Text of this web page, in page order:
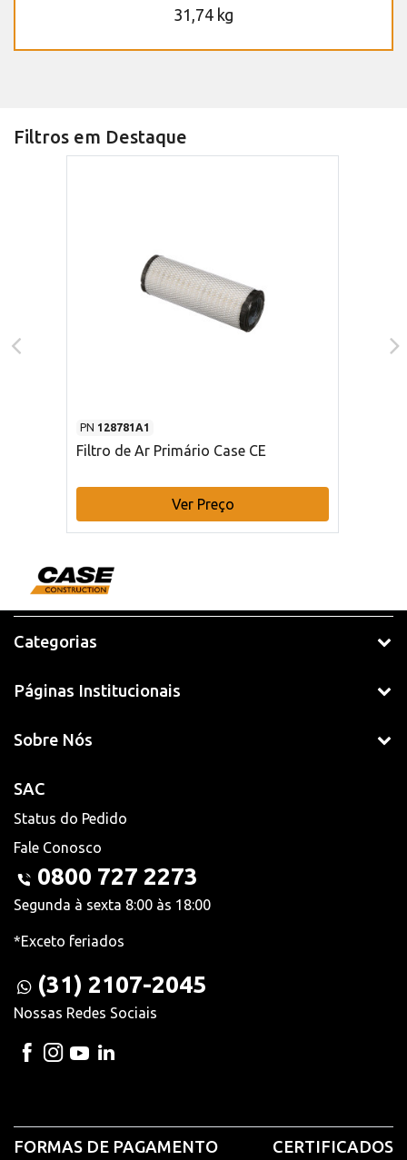
31,74 kg
Filtros em Destaque
PN 128781A1
Filtro de Ar Primário Case CE
Ver Preço
Categorias
Páginas Institucionais
Sobre Nós
SAC
Status do Pedido
Fale Conosco
0800 727 2273
Segunda à sexta 8:00 às 18:00
*Exceto feriados
(31) 2107-2045
Nossas Redes Sociais
FORMAS DE PAGAMENTO CERTIFICADOS